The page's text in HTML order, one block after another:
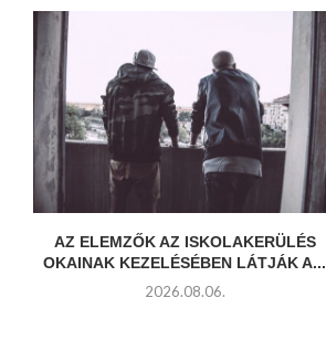
AZ ELEMZŐK AZ ISKOLAKERÜLÉS
OKAINAK KEZELÉSÉBEN LÁTJÁK A...
2026.08.06.